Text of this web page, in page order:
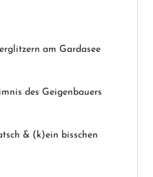
am Gardasee
des Geigenbauers
& (k)ein bisschen